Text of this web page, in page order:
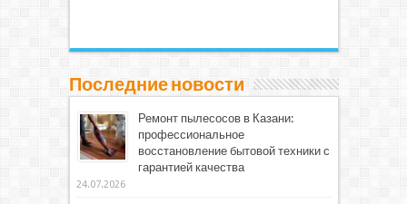
Последние новости
Ремонт пылесосов в Казани:
профессиональное
восстановление бытовой техники с
гарантией качества
24.07.2026